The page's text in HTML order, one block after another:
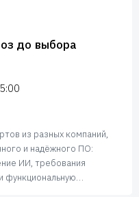
до выбора
из разных компаний,
и надёжного ПО:
ИИ, требования
функциональную